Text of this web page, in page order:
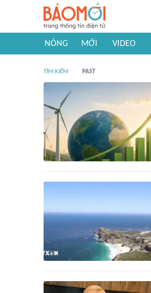
NÓNG MỚI VIDEO
TÌM KIẾM PAST